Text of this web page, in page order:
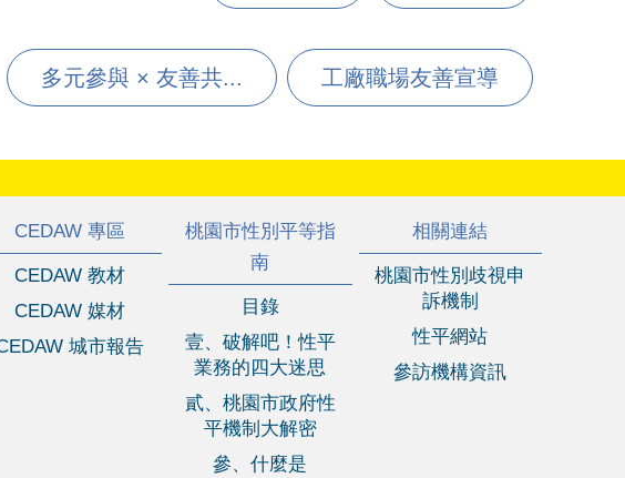
多元參與 × 友善共... 工廠職場友善宣導
CEDAW 專區
CEDAW 教材
CEDAW 媒材
城市報告
桃園市性別平等指
南
目錄
壹、破解吧！性平
業務的四大迷思
貳、桃園市政府性
平機制大解密
參、什麼是
相關連結
桃園市性別歧視申
訴機制
性平網站
參訪機構資訊